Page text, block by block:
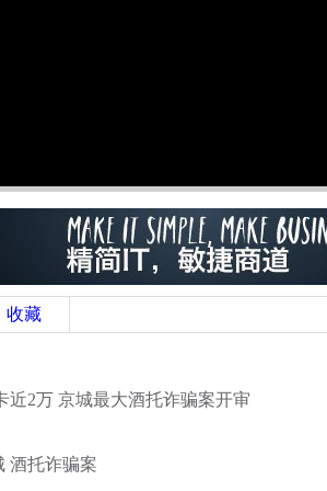
收藏
2万 京城最大酒托诈骗案开审
酒托诈骗案